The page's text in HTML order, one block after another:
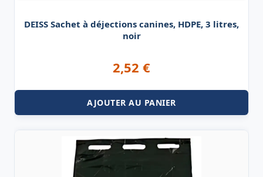
DEISS Sachet à déjections canines, HDPE, 3 litres,
noir
2,52 €
AJOUTER AU PANIER